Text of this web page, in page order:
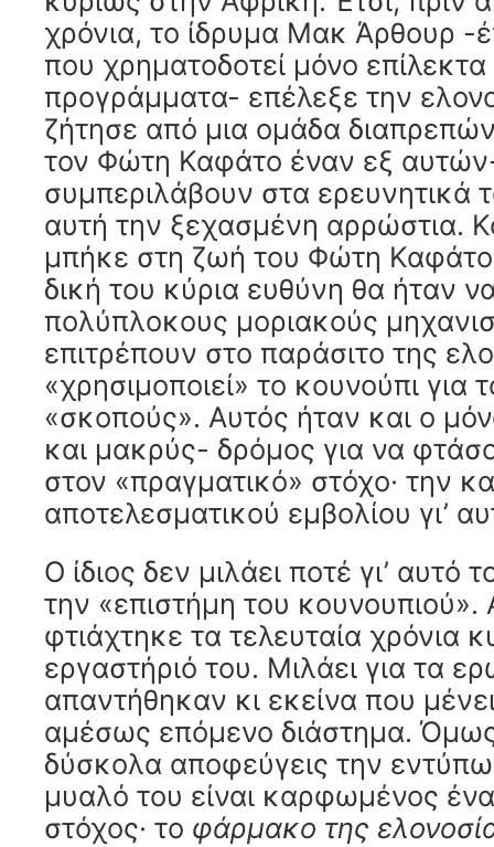
χρόνια, το ίδρυμα Μακ Άρθουρ -
που χρηματοδοτεί μόνο
προγράμματα- επέλεξε την
ζήτησε από μια ομάδα
τον Φώτη Καφάτο έναν εξ
συμπεριλάβουν στα ερευνητικά
αυτή την ξεχασμένη αρρώστια.
μπήκε στη ζωή του Φώτη
δική του κύρια ευθύνη θα ήταν
πολύπλοκους μοριακούς
επιτρέπουν στο παράσιτο της
«χρησιμοποιεί» το κουνούπι για
«σκοπούς». Αυτός ήταν και ο
και μακρύς- δρόμος για να
στον «πραγματικό» στόχο· την
αποτελεσματικού εμβολίου γι’
Ο ίδιος δεν μιλάει ποτέ γι’ αυτό
την «επιστήμη του κουνουπιού».
φτιάχτηκε τα τελευταία χρόνια
εργαστήριό του. Μιλάει για τα
απαντήθηκαν κι εκείνα που
αμέσως επόμενο διάστημα.
δύσκολα αποφεύγεις την
μυαλό του είναι καρφωμένος
στόχος· το φάρμακο της